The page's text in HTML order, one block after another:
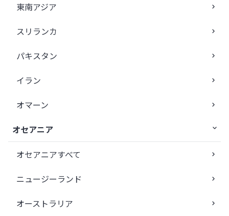
東南アジア
スリランカ
パキスタン
イラン
オマーン
オセアニア
オセアニアすべて
ニュージーランド
オーストラリア